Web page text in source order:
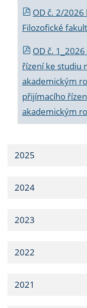
OD č. 2/2026
Filozofické
OD č.
řízení ke studiu
akademickým
přijímacího
akademickým
2025
2024
2023
2022
2021